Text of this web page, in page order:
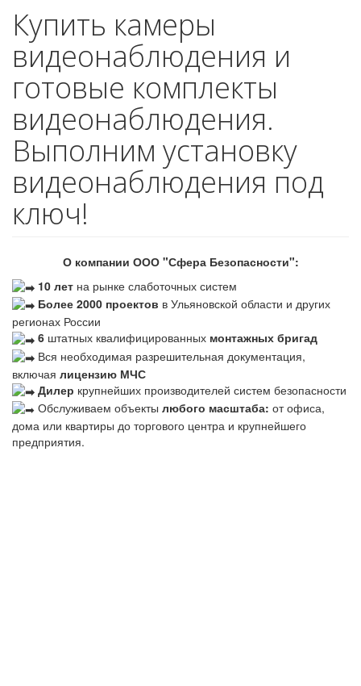
Купить камеры
видеонаблюдения и
готовые комплекты
видеонаблюдения.
Выполним установку
видеонаблюдения под
ключ!
О компании ООО "Сфера Безопасности":
10 лет на рынке слаботочных систем
Более 2000 проектов в Ульяновской области и других
регионах России
6 штатных квалифицированных монтажных бригад
Вся необходимая разрешительная документация,
включая лицензию МЧС
Дилер крупнейших производителей систем безопасности
Обслуживаем объекты любого масштаба: от офиса,
дома или квартиры до торгового центра и крупнейшего
предприятия.